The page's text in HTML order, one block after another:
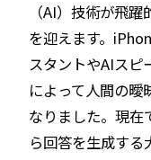
（AI）技術が飛
を迎えます。
スタントやAIスピ
によって人間の曖
なりました。現在
ら回答を生成す